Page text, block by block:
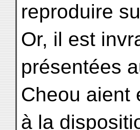
reproduire
Or, il est
présentées
Cheou aient
à la